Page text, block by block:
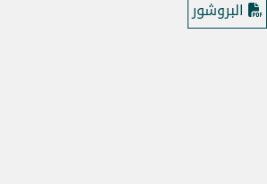
البروشور